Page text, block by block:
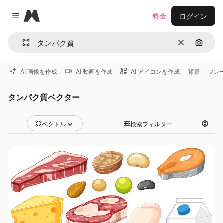
Close menu
Magnific
消去 画像で
料金 ログイン
AI 画像を作成 AI 動画を作成 AI アイコンを作成 背景 フレ
タンパク質ベクター
ベクトル 検索フィルター